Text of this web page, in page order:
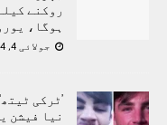
روکنے
ہوگا،
جولائی 4, 2024
’ٹرکی
نیا فیشن